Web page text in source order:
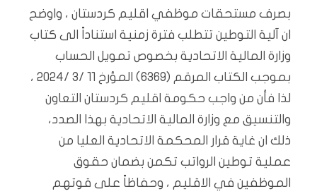
بصرف مستحقات موظفي اقليم كردستان ، واوضح
ان آلية التوطين تتطلب فترة زمنية استناداً الى كتاب
وزارة المالية الاتحادية بخصوص تمويل الحساب
بموجب الكتاب المرقم (6369) المؤرخ 11 /3 /2024 ،
لذا فأن من واجب حكومة اقليم كردستان التعاون
والتنسيق مع وزارة المالية الاتحادية بهذا الصدد،
ذلك ان غاية قرار المحكمة الاتحادية العليا من
عملية توطين الرواتب تكمن بضمان حقوق
الموظفين في الاقليم ، وحفاظاً على قوتهم